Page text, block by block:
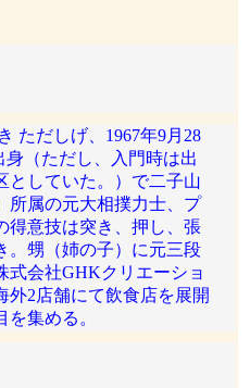
ただしげ、1967年9月28
身（ただし、入門時は出
としていた。）で二子山
所属の元大相撲力士、プ
得意技は突き、押し、張
。甥（姉の子）に元三段
式会社GHKクリエーショ
2店舗にて飲食店を展開
集める。